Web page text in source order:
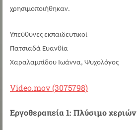
χρησιμοποιήθηκαν.
Υπεύθυνες εκπαιδευτικοί
Πατσιαδά Ευανθία
Χαραλαμπίδου Ιωάννα, Ψυχολόγος
Video.mov (3075798)
Εργοθεραπεία 1: Πλύσιμο χεριών